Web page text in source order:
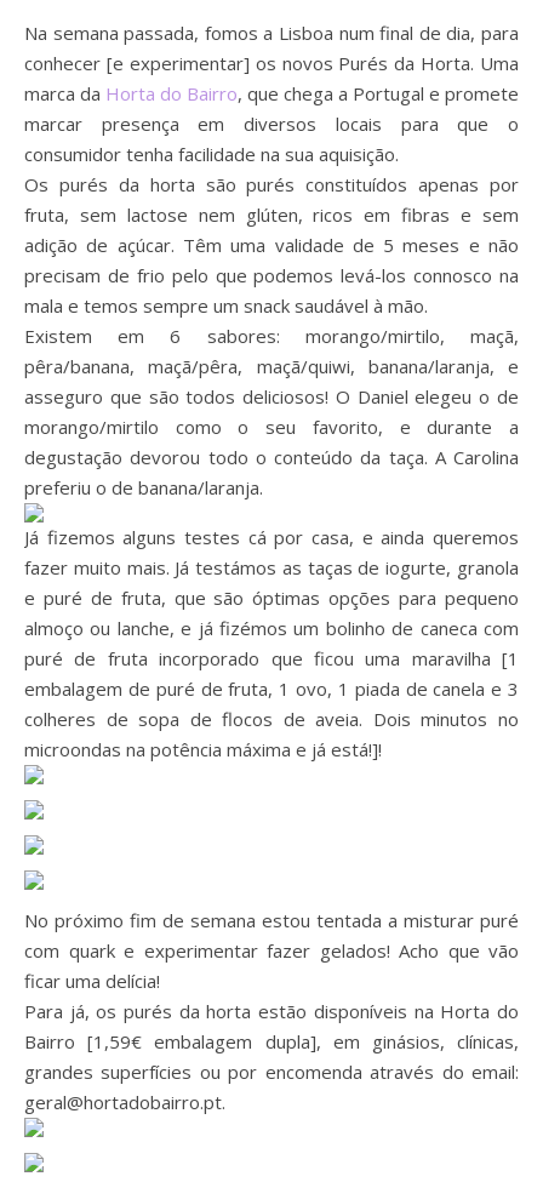
Na semana passada, fomos a Lisboa num final de dia, para
conhecer [e experimentar] os novos Purés da Horta. Uma
marca da Horta do Bairro, que chega a Portugal e promete
marcar presença em diversos locais para que o
consumidor tenha facilidade na sua aquisição.
Os purés da horta são purés constituídos apenas por
fruta, sem lactose nem glúten, ricos em fibras e sem
adição de açúcar. Têm uma validade de 5 meses e não
precisam de frio pelo que podemos levá-los connosco na
mala e temos sempre um snack saudável à mão.
Existem em 6 sabores: morango/mirtilo, maçã,
pêra/banana, maçã/pêra, maçã/quiwi, banana/laranja, e
asseguro que são todos deliciosos! O Daniel elegeu o de
morango/mirtilo como o seu favorito, e durante a
degustação devorou todo o conteúdo da taça. A Carolina
preferiu o de banana/laranja.
Já fizemos alguns testes cá por casa, e ainda queremos
fazer muito mais. Já testámos as taças de iogurte, granola
e puré de fruta, que são óptimas opções para pequeno
almoço ou lanche, e já fizémos um bolinho de caneca com
puré de fruta incorporado que ficou uma maravilha [1
embalagem de puré de fruta, 1 ovo, 1 piada de canela e 3
colheres de sopa de flocos de aveia. Dois minutos no
microondas na potência máxima e já está!]!
No próximo fim de semana estou tentada a misturar puré
com quark e experimentar fazer gelados! Acho que vão
ficar uma delícia!
Para já, os purés da horta estão disponíveis na Horta do
Bairro [1,59€ embalagem dupla], em ginásios, clínicas,
grandes superfícies ou por encomenda através do email:
geral@hortadobairro.pt.